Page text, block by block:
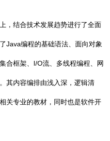
，结合技术发展趋势进行了全面
Java编程的基础语法、面向对象
合框架、I/O流、多线程编程、网
其内容编排由浅入深，逻辑清
关专业的教材，同时也是软件开